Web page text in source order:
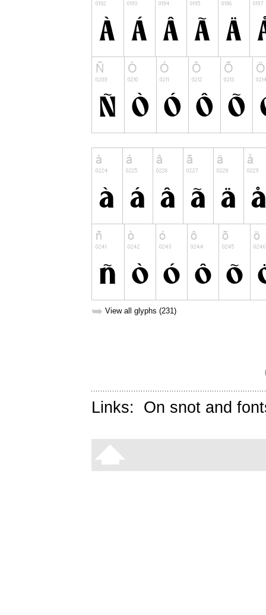
➥ View all glyphs (231)
Links: On snot and